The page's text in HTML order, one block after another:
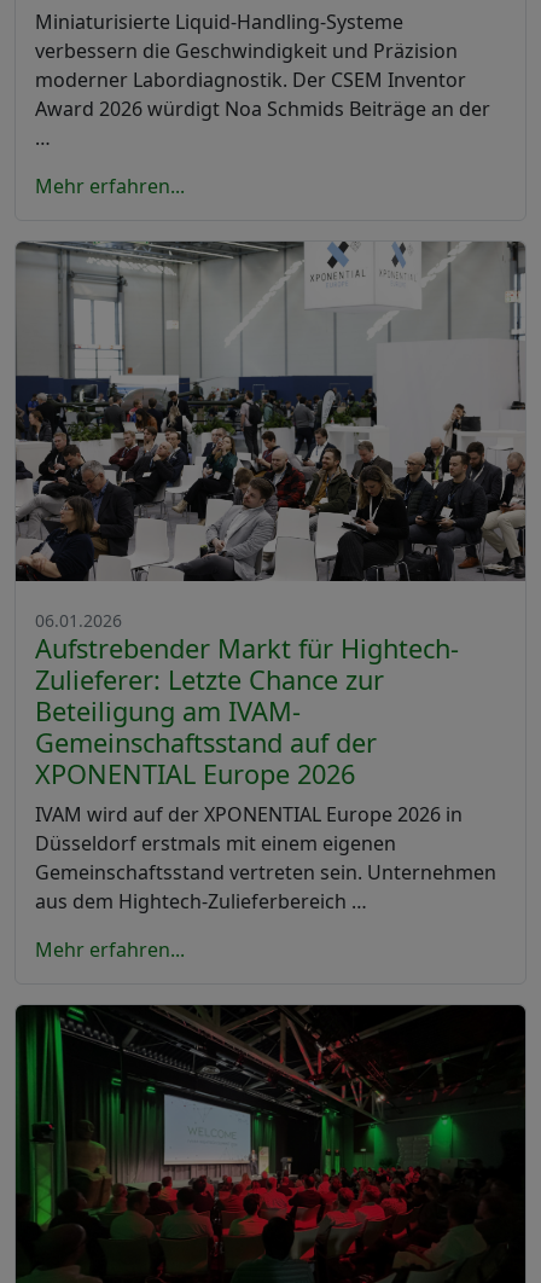
Miniaturisierte Liquid-Handling-Systeme
verbessern die Geschwindigkeit und Präzision
moderner Labordiagnostik. Der CSEM Inventor
Award 2026 würdigt Noa Schmids Beiträge an der
…
Mehr erfahren...
06.01.2026
Aufstrebender Markt für Hightech-
Zulieferer: Letzte Chance zur
Beteiligung am IVAM-
Gemeinschaftsstand auf der
XPONENTIAL Europe 2026
IVAM wird auf der XPONENTIAL Europe 2026 in
Düsseldorf erstmals mit einem eigenen
Gemeinschaftsstand vertreten sein. Unternehmen
aus dem Hightech-Zulieferbereich …
Mehr erfahren...